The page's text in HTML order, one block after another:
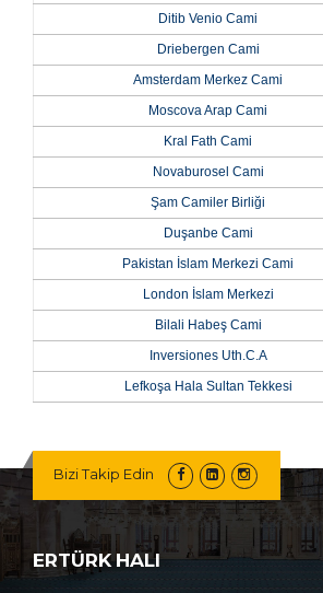
Ditib Venio Cami
Driebergen Cami
Amsterdam Merkez Cami
Moscova Arap Cami
Kral Fath Cami
Novaburosel Cami
Şam Camiler Birliği
Duşanbe Cami
Pakistan İslam Merkezi Cami
London İslam Merkezi
Bilali Habeş Cami
Inversiones Uth.C.A
Lefkoşa Hala Sultan Tekkesi
Bizi Takip Edin
ERTÜRK HALI